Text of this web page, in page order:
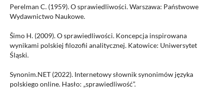
Perelman C. (1959). O sprawiedliwości. Warszawa: Państwowe
Wydawnictwo Naukowe.
Šimo H. (2009). O sprawiedliwości. Koncepcja inspirowana
wynikami polskiej filozofii analitycznej. Katowice: Uniwersytet
Śląski.
Synonim.NET (2022). Internetowy słownik synonimów języka
polskiego online. Hasło: „sprawiedliwość”.